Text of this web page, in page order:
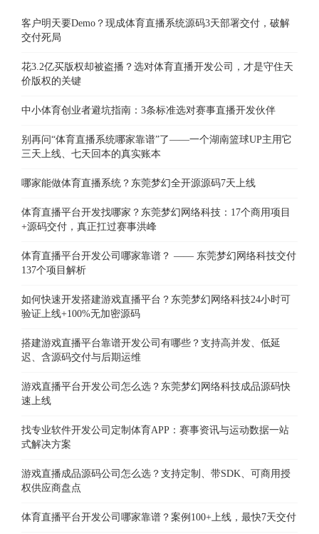
客户明天要Demo？现成体育直播系统源码3天部署交付，破解
交付死局
花3.2亿买版权却被盗播？选对体育直播开发公司，才是守住天
价版权的关键
中小体育创业者避坑指南：3条标准选对赛事直播开发伙伴
别再问“体育直播系统哪家靠谱”了——一个湖南篮球UP主用它
三天上线、七天回本的真实账本
哪家能做体育直播系统？东莞梦幻全开源源码7天上线
体育直播平台开发找哪家？东莞梦幻网络科技：17个商用项目
+源码交付，真正扛过赛事洪峰
体育直播平台开发公司哪家靠谱？ —— 东莞梦幻网络科技交付
137个项目解析
如何快速开发搭建游戏直播平台？东莞梦幻网络科技24小时可
验证上线+100%无加密源码
搭建游戏直播平台靠谱开发公司有哪些？支持高并发、低延
迟、含源码交付与后期运维
游戏直播平台开发公司怎么选？东莞梦幻网络科技成品源码快
速上线
找专业软件开发公司定制体育APP：赛事资讯与运动数据一站
式解决方案
游戏直播成品源码公司怎么选？支持定制、带SDK、可商用授
权供应商盘点
体育直播平台开发公司哪家靠谱？案例100+上线，最快7天交付